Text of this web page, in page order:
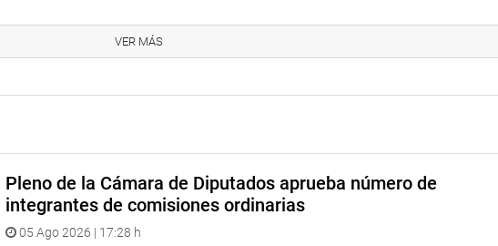
de corto plazo y para enfrentar los efectos del fenómeno El Niño global.
el desarrollo de los pueblos del país.
INSTITUCIONAL
VER MÁS
Pleno de la Cámara de Diputados aprueba número de
integrantes de comisiones ordinarias
05 Ago 2026 | 17:28 h